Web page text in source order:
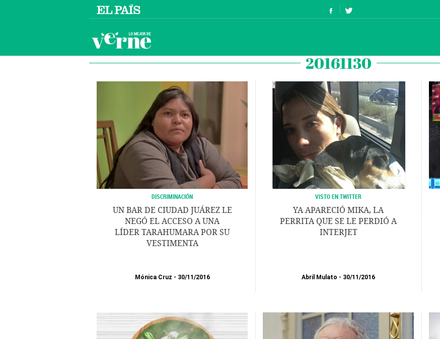
20161130
DISCRIMINACIÓN
UN BAR DE CIUDAD JUÁREZ LE
NEGÓ EL ACCESO A UNA
LÍDER TARAHUMARA POR SU
VESTIMENTA
Mónica Cruz 30/11/2016
VISTO EN TWITTER
YA APARECIÓ MIKA, LA
PERRITA QUE SE LE PERDIÓ A
INTERJET
Abril Mulato 30/11/2016